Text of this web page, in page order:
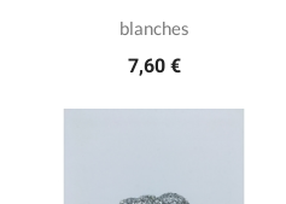
blanches
7,60 €